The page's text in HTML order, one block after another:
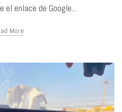
el enlace de Google...
More